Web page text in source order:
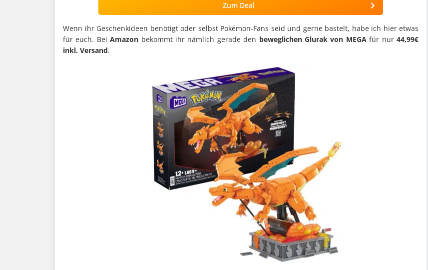
Zum Deal
Wenn ihr Geschenkideen benötigt oder selbst Pokémon-Fans seid und gerne bastelt, habe ich hier etwas
für euch. BeiAmazon bekommt ihr nämlich gerade den beweglichen Glurak von MEGAfür nur44,99€
inkl. Versand.